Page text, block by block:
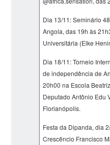
Dia 13/11: Seminário
Angola, das 19h às
Universitária (Elke
Dia 18/11: Torneio
de independência de
20h00 na Escola
Deputado Antônio Edu
Florianópolis.
Festa da Dipanda, dia
Crescêncio Francisco